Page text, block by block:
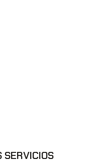
SERVICIOS